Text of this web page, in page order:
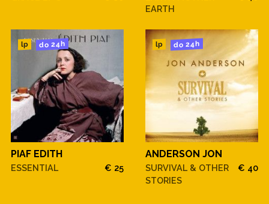
EARTH
lp do 24h
PIAF EDITH
ESSENTIAL € 25
lp do 24h
ANDERSON JON
SURVIVAL & OTHER
STORIES
€ 40